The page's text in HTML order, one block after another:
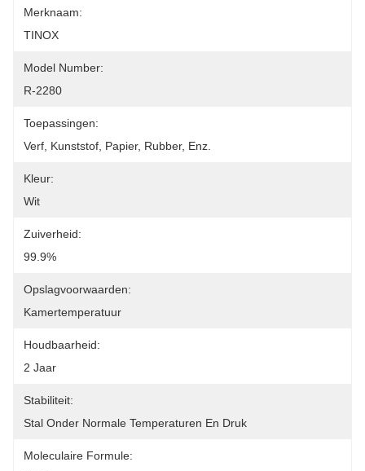
Merknaam:
TINOX
Model Number:
R-2280
Toepassingen:
Verf, Kunststof, Papier, Rubber, Enz.
Kleur:
Wit
Zuiverheid:
99.9%
Opslagvoorwaarden:
Kamertemperatuur
Houdbaarheid:
2 Jaar
Stabiliteit:
Stal Onder Normale Temperaturen En Druk
Moleculaire Formule: